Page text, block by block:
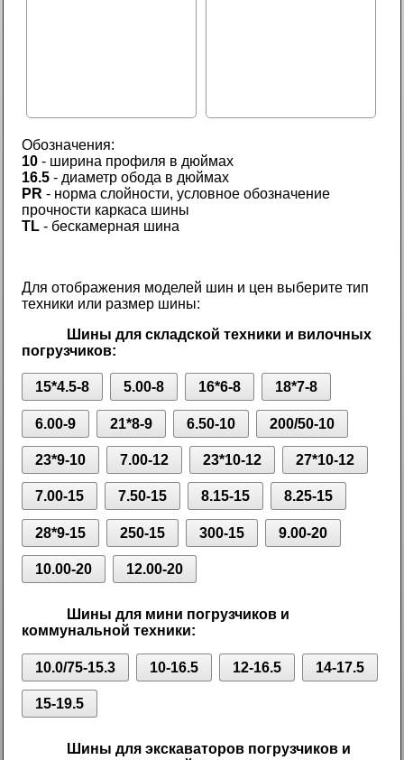
Обозначения:
10- ширина профиля в дюймах
16.5- диаметр обода в дюймах
PR - норма слойности, условное обозначение
прочности каркаса шины
TL- бескамерная шина
Для отображения моделей шин и цен выберите тип
техники или размер шины:
Шины для складской техники и вилочных
погрузчиков:
15*4.5-8 5.00-8 16*6-8 18*7-8
6.00-9 21*8-9 6.50-10 200/50-10
23*9-10 7.00-12 23*10-12 27*10-12
7.00-15 7.50-15 8.15-15 8.25-15
28*9-15 250-15 300-15 9.00-20
10.00-20 12.00-20
Шины для мини погрузчиков и
коммунальной техники:
10.0/75-15.3 10-16.5 12-16.5 14-17.5
15-19.5
Шины для экскаваторов погрузчиков и